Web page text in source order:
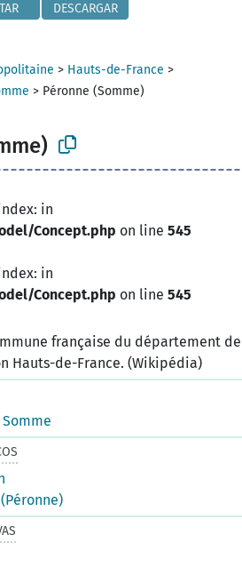
DESCARGAR
> Hauts-de-France >
> Péronne (Somme)
in
Concept.php on line545
in
Concept.php on line545
française du département de
Hauts-de-France. (Wikipédia)